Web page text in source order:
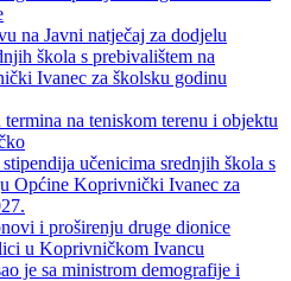
na Javni natječaj za dodjelu
škola s prebivalištem na
Ivanec za školsku godinu
na teniskom terenu i objektu
učenicima srednjih škola s
Općine Koprivnički Ivanec za
i proširenju druge dionice
u Koprivničkom Ivancu
je sa ministrom demografije i